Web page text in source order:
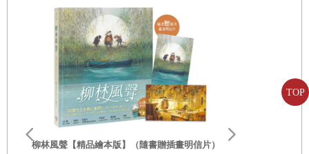
TOP
柳林風聲【精品繪本版】（隨書贈插畫明信片）